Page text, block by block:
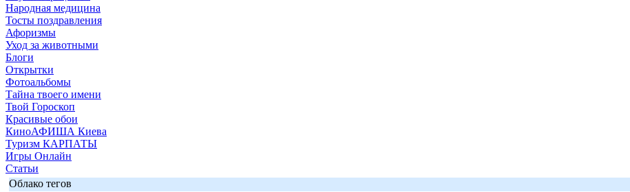
Народная медицина
Тосты поздравления
Афоризмы
Уход за животными
Блоги
Открытки
Фотоальбомы
Тайна твоего имени
Твой Гороскоп
Красивые обои
КиноАФИША Киева
Туризм КАРПАТЫ
Игры Онлайн
Статьи
Облако тегов